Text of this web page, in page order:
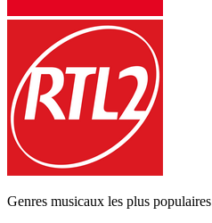
Genres musicaux les plus populaires